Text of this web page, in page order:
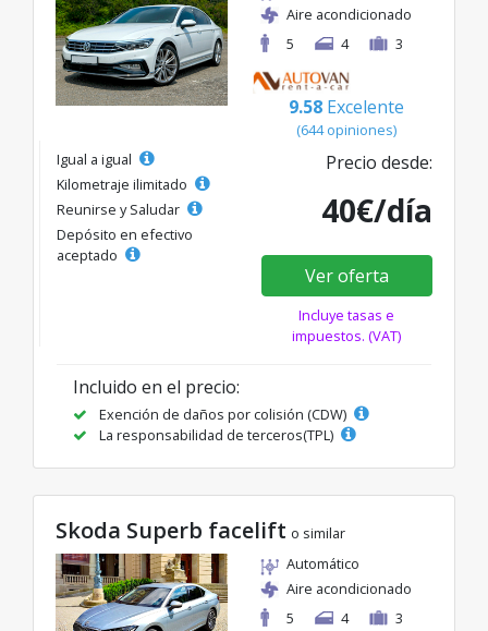
Aire acondicionado
5
4 3
9.58 Excelente
(644 opiniones)
Igual a igual
Kilometraje ilimitado
Reunirse y Saludar
Depósito en efectivo
aceptado
Precio desde:
40€/día
Ver oferta
Incluye tasas e
impuestos. (VAT)
Incluido en el precio:
Exención de daños por colisión (CDW)
La responsabilidad de terceros(TPL)
Skoda Superb facelift o similar
Automático
Aire acondicionado
5
4 3